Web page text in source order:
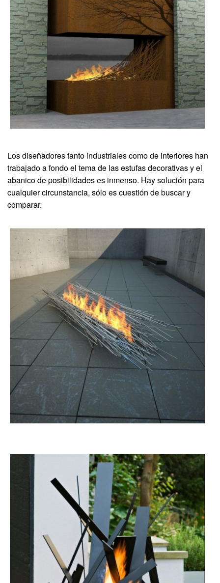
Los diseñadores tanto industriales como de interiores han
trabajado a fondo el tema de las estufas decorativas y el
abanico de posibilidades es inmenso. Hay solución para
cualquier circunstancia, sólo es cuestión de buscar y
comparar.